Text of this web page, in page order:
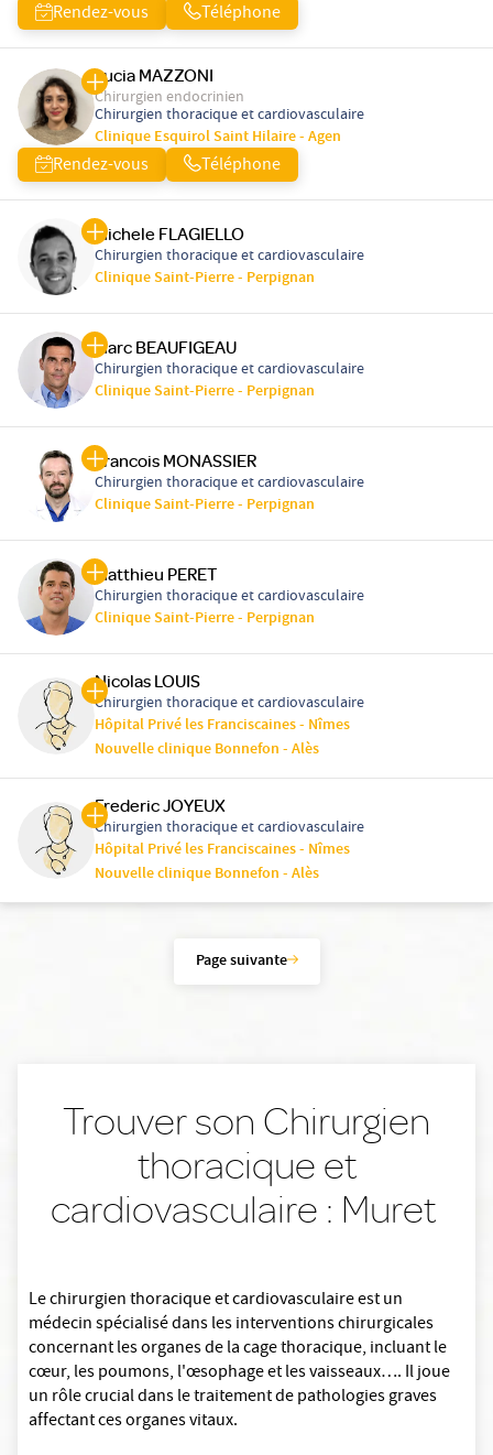
Rendez-vous Téléphone
Lucia MAZZONI
Chirurgien endocrinien
Chirurgien thoracique et cardiovasculaire
Clinique Esquirol Saint Hilaire - Agen
Rendez-vous Téléphone
Michele FLAGIELLO
Chirurgien thoracique et cardiovasculaire
Clinique Saint-Pierre - Perpignan
Marc BEAUFIGEAU
Chirurgien thoracique et cardiovasculaire
Clinique Saint-Pierre - Perpignan
Francois MONASSIER
Chirurgien thoracique et cardiovasculaire
Clinique Saint-Pierre - Perpignan
Matthieu PERET
Chirurgien thoracique et cardiovasculaire
Clinique Saint-Pierre - Perpignan
Nicolas LOUIS
Chirurgien thoracique et cardiovasculaire
Hôpital Privé les Franciscaines - Nîmes
Nouvelle clinique Bonnefon - Alès
Frederic JOYEUX
Chirurgien thoracique et cardiovasculaire
Hôpital Privé les Franciscaines - Nîmes
Nouvelle clinique Bonnefon - Alès
Page suivante
Trouver son Chirurgien
thoracique et
cardiovasculaire : Muret
Le chirurgien thoracique et cardiovasculaire est un
médecin spécialisé dans les interventions chirurgicales
concernant les organes de la cage thoracique, incluant le
cœur, les poumons, l'œsophage et les vaisseaux…. Il joue
un rôle crucial dans le traitement de pathologies graves
affectant ces organes vitaux.